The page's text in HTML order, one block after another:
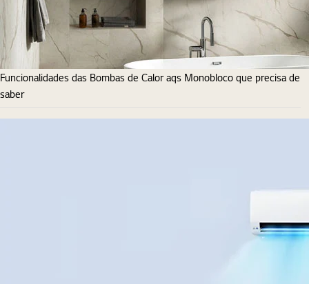
Funcionalidades das Bombas de Calor aqs Monobloco que precisa de
saber